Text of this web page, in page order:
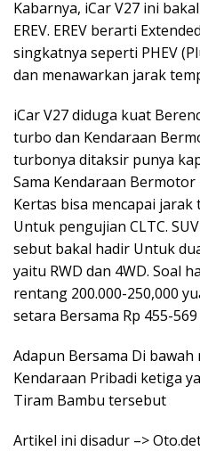
Kabarnya, iCar V27 ini
EREV. EREV berarti
singkatnya seperti PHEV
dan menawarkan jarak
iCar V27 diduga kuat
turbo dan Kendaraan
turbonya ditaksir punya
Sama Kendaraan
Kertas bisa mencapai
Untuk pengujian CLTC.
sebut bakal hadir Untuk
yaitu RWD dan 4WD. Soal
rentang 200.000-250,000
setara Bersama Rp 455-
Adapun Bersama Di
Kendaraan Pribadi ketiga
Tiram Bambu tersebut
Artikel ini disadur –>